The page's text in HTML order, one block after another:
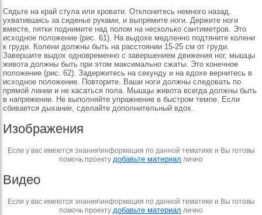
Сядьте на край стула или кровати. Отклонитесь немного назад,
ухватившись за сиденье руками, и выпрямите ноги. Держите ноги
вместе, пятки поднимите над полом на несколько сантиметров. Это
исходное положение (рис. 61). На выдохе медленно подтяните колени
к груди. Колени должны быть на расстоянии 15-25 см от груди.
Завершите выдох одновременно с завершением движения ног, мышцы
живота должны быть при этом максимально сжаты. Это конечное
положение (рис. 62). Задержитесь на секунду и на вдохе вернитесь в
исходное положение. Повторите. Ваши ноги должны следовать по
прямой линии и не касаться пола. Мышцы живота всегда должны быть
в напряжении. Не выполняйте упражнение в быстром темпе. Если
сбивается дыхание, сделайте дополнительный вдох.
Изображения
Если у вас имеются знания\информация по данной тематике и Вы готовы
помочь проекту добавьте материал лично
Видео
Если у вас имеются знания\информация по данной тематике и Вы готовы
помочь проекту добавьте материал лично